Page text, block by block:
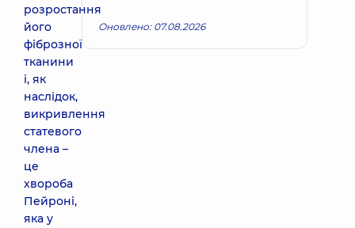
розростання
його
фіброзної
тканини
і, як
наслідок,
викривлення
статевого
члена –
це
хвороба
Пейроні,
яка у
Оновлено: 07.08.2026